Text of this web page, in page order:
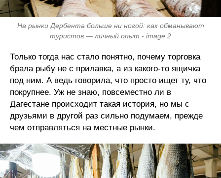
На рынки Дербента больше ни ногой: как обманывают
туристов — личный опыт - image 2
Только тогда нас стало понятно, почему торговка
брала рыбу не с прилавка, а из какого-то ящичка
под ним. А ведь говорила, что просто ищет ту, что
покрупнее. Уж не знаю, повсеместно ли в
Дагестане происходит такая история, но мы с
друзьями в другой раз сильно подумаем, прежде
чем отправляться на местные рынки.